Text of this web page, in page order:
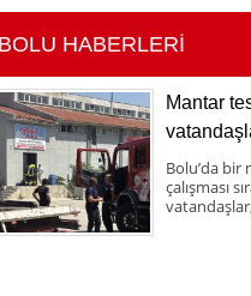
HABERLERİ
Mantar
Bolu’da bir
çalışması